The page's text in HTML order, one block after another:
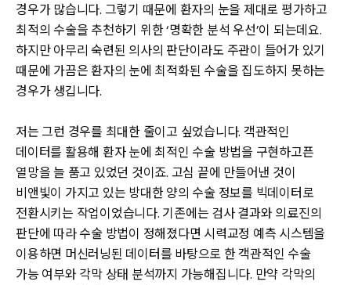
경우가 많습니다. 그렇기 때문에 환자의 눈을 제대로 평가하고
최적의 수술을 추천하기 위한 ‘명확한 분석 우선’이 되는데요.
하지만 아무리 숙련된 의사의 판단이라도 주관이 들어가 있기
때문에 가끔은 환자의 눈에 최적화된 수술을 집도하지 못하는
경우가 생깁니다.
저는 그런 경우를 최대한 줄이고 싶었습니다. 객관적인
데이터를 활용해 환자 눈에 최적인 수술 방법을 구현하고픈
열망을 늘 품고 있었던 것이죠. 고심 끝에 만들어낸 것이
비앤빛이 가지고 있는 방대한 양의 수술 정보를 빅데이터로
전환시키는 작업이었습니다. 기존에는 검사 결과와 의료진의
판단에 따라 수술 방법이 정해졌다면 시력교정 예측 시스템을
이용하면 머신러닝된 데이터를 바탕으로 한 객관적인 수술
가능 여부와 각막 상태 분석까지 가능해집니다. 만약 각막의